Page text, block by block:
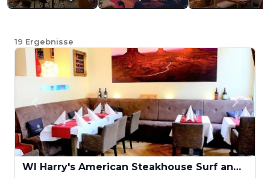
19 Ergebnisse
WI Harry's American Steakhouse Surf and Turf